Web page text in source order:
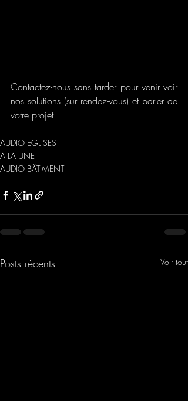
Contactez-nous sans tarder pour venir voir
nos solutions (sur rendez-vous) et parler de
votre projet.
AUDIO EGLISES
A LA UNE
AUDIO BÂTIMENT
Posts récents Voir tout